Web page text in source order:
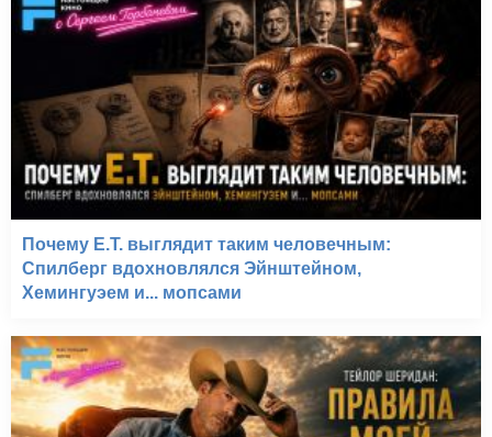
Почему E.T. выглядит таким человечным:
Спилберг вдохновлялся Эйнштейном,
Хемингуэем и... мопсами